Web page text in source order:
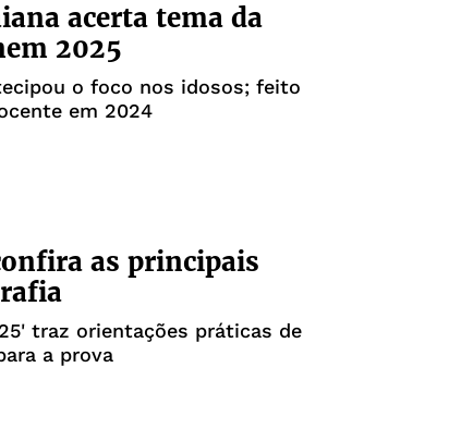
acerta tema da
2025
o foco nos idosos; feito
em 2024
as principais
traz orientações práticas de
a prova